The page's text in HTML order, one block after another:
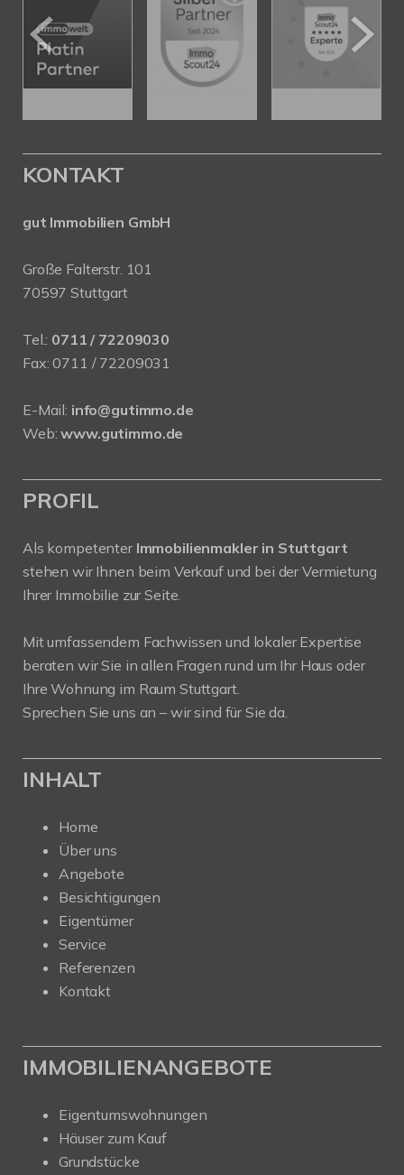
KONTAKT
gut Immobilien GmbH
Große Falterstr. 101
70597 Stuttgart
Tel.: 0711 / 72209030
Fax: 0711 / 72209031
E-Mail: info@gutimmo.de
Web:www.gutimmo.de
PROFIL
Als kompetenter Immobilienmakler in Stuttgart
stehen wir Ihnen beim Verkauf und bei der Vermietung
Ihrer Immobilie zur Seite.
Mit umfassendem Fachwissen und lokaler Expertise
beraten wir Sie in allen Fragen rund um Ihr Haus oder
Ihre Wohnung im Raum Stuttgart.
Sprechen Sie uns an – wir sind für Sie da.
INHALT
Home
Über uns
Angebote
Besichtigungen
Eigentümer
Service
Referenzen
Kontakt
IMMOBILIENANGEBOTE
Eigentumswohnungen
Häuser zum Kauf
Grundstücke